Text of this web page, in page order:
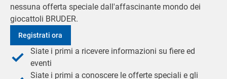
nessuna offerta speciale dall'affascinante mondo dei
giocattoli BRUDER.
Registrati ora
Siate i primi a ricevere informazioni su fiere ed
eventi
Siate i primi a conoscere le offerte speciali e gli